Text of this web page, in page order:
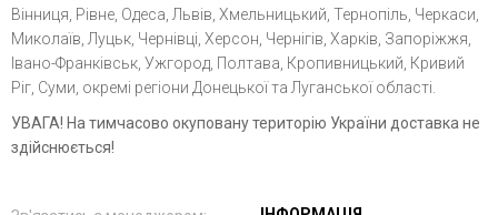
Вінниця, Рівне, Одеса, Львів, Хмельницький, Тернопіль, Черкаси,
Миколаїв, Луцьк, Чернівці, Херсон, Чернігів, Харків, Запоріжжя,
Івано-Франківськ, Ужгород, Полтава, Кропивницький, Кривий
Ріг, Суми, окремі регіони Донецької та Луганської області.
УВАГА! На тимчасово окуповану територію України доставка не
здійснюється!